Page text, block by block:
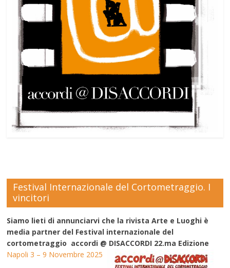
Festival Internazionale del Cortometraggio. I
vincitori
Siamo lieti di annunciarvi che la rivista Arte e Luoghi è
media partner del Festival internazionale del
cortometraggio accordi @ DISACCORDI 22.ma Edizione
Napoli 3 – 9 Novembre 2025